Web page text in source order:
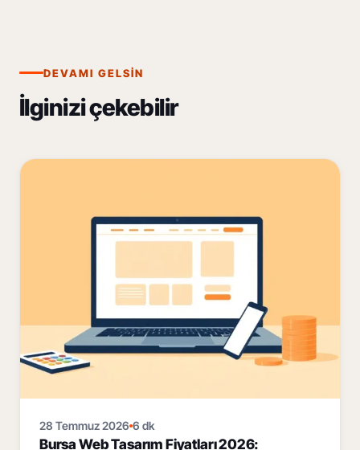
DEVAMI GELSIN
İlginizi çekebilir
28 Temmuz 2026 6 dk
Bursa Web Tasarım Fiyatları 2026: